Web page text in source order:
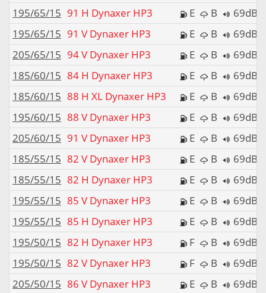
195/65/15 91 H Dynaxer HP3 E B
69dB
195/65/15 91 V Dynaxer HP3 E B
69dB
205/65/15 94 V Dynaxer HP3 E B
69dB
185/60/15 84 H Dynaxer HP3 E B
69dB
185/60/15 88 H XL Dynaxer HP3 E B
69dB
195/60/15 88 V Dynaxer HP3 E B
69dB
205/60/15 91 V Dynaxer HP3 E B
69dB
185/55/15 82 V Dynaxer HP3 E B
69dB
185/55/15 82 H Dynaxer HP3 E B
69dB
195/55/15 85 V Dynaxer HP3 E B
69dB
195/55/15 85 H Dynaxer HP3 E B
69dB
195/50/15 82 H Dynaxer HP3 F B
69dB
195/50/15 82 V Dynaxer HP3 F B
69dB
205/50/15 86 V Dynaxer HP3 E B 69dB